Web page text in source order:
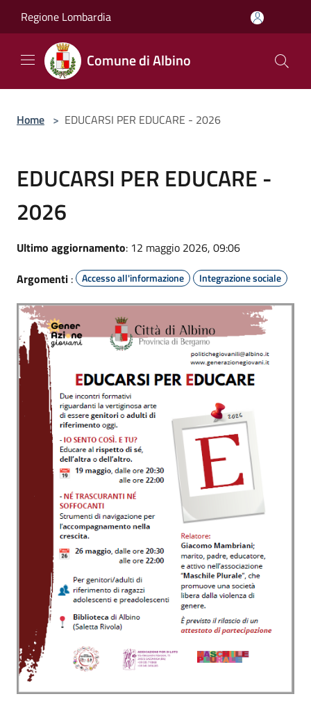
Regione Lombardia
Comune di Albino
Home > EDUCARSI PER EDUCARE - 2026
EDUCARSI PER EDUCARE -
2026
Ultimo aggiornamento: 12 maggio 2026, 09:06
Argomenti : Accesso all'informazione Integrazione sociale